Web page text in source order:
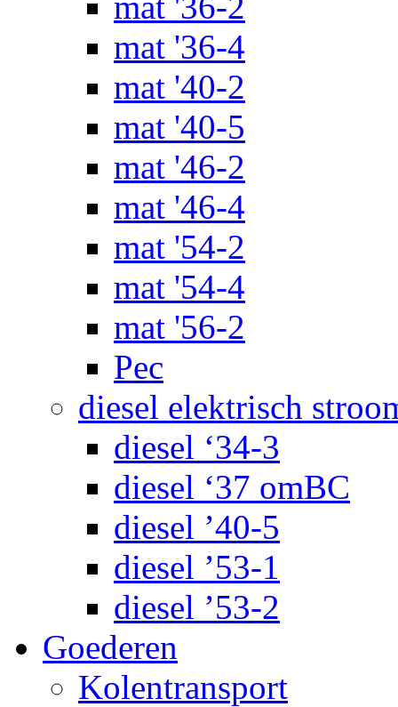
mat '36-4
mat '40-2
mat '40-5
mat '46-2
mat '46-4
mat '54-2
mat '54-4
mat '56-2
Pec
diesel elektrisch
diesel ‘34-3
diesel ‘37 omBC
diesel ’40-5
diesel ’53-1
diesel ’53-2
Goederen
Kolentransport